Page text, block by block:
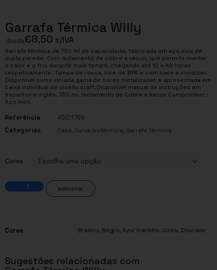
Garrafa Térmica Willy
desde€8,50 s/IVA
Garrafa térmica de 750 ml de capacidade, fabricada em aço inox de
dupla parede. Com isolamento de cobre a vácuo, que permite manter
o calor e o frio durante mais tempo, chegando até 12 e 48 horas
respetivamente. Tampa de rosca, livre de BPA e com base a condizer.
Disponível numa variada gama de cores metalizadas e apresentada em
caixa individual de diseño kraft.Disponível manual de instruções em
espanhol e inglês. 750 ml. Isolamento de Cobre a Vácuo Composition :
Aço Inox.
Referência
450.1769
Categorias
Casa, Curva isotérmica, Garrafa térmica
Cores
adicionar
Cores Branco, Negro, Azul marinho, Cinza, Dourado
Sugestões relacionadas com